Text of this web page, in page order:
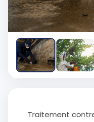
Traitement